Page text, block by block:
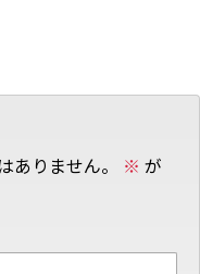
ありません。 ※ が